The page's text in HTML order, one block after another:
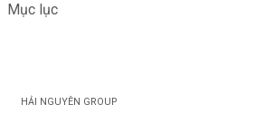
Mục lục
HẢI NGUYÊN GROUP